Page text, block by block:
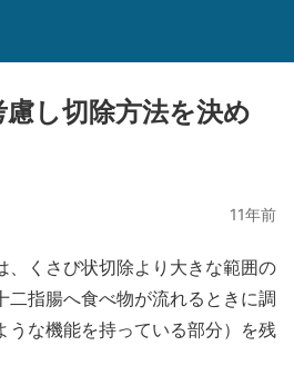
し切除方法を決め
11年前
、くさび状切除より大きな範囲の
二指腸へ食べ物が流れるときに調
うな機能を持っている部分）を残